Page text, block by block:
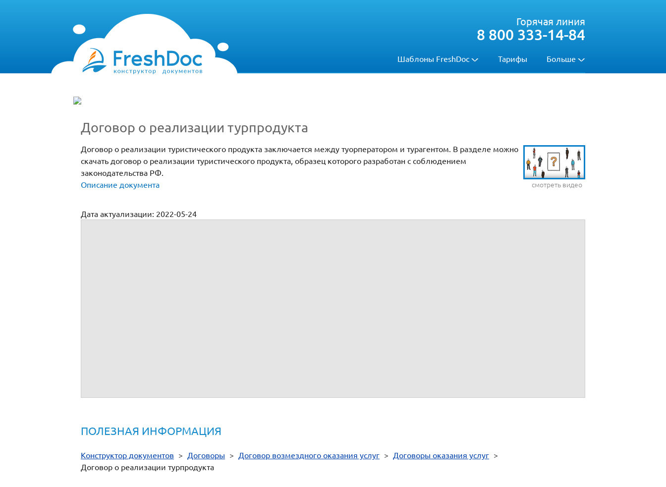
Шаблоны FreshDoc Тарифы Больше
Горячая линия
8 800 333-14-84
Договор о реализации турпродукта
смотреть видео
Договор о реализации туристического продукта заключается между туорператором и турагентом. В разделе можно
скачать договор о реализации туристического продукта, образец которого разработан с соблюдением
законодательства РФ.
Описание документа
Дата актуализации: 2022-05-24
ПОЛЕЗНАЯ ИНФОРМАЦИЯ
Конструктор документов > Договоры > Договор возмездного оказания услуг > Договоры оказания услуг >
Договор о реализации турпродукта